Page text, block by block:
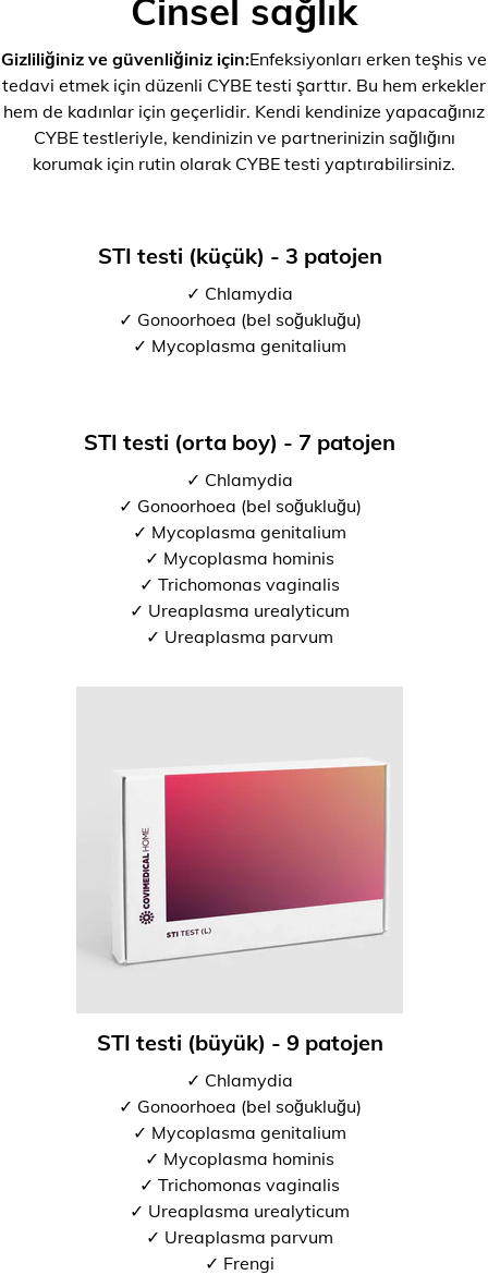
Cinsel sağlık
Gizliliğiniz ve güvenliğiniz için:Enfeksiyonları erken teşhis ve
tedavi etmek için düzenli CYBE testi şarttır. Bu hem erkekler
hem de kadınlar için geçerlidir. Kendi kendinize yapacağınız
CYBE testleriyle, kendinizin ve partnerinizin sağlığını
korumak için rutin olarak CYBE testi yaptırabilirsiniz.
STI testi (küçük) - 3 patojen
✓ Chlamydia
✓ Gonoorhoea (bel soğukluğu)
✓ Mycoplasma genitalium
STI testi (orta boy) - 7 patojen
✓ Chlamydia
✓ Gonoorhoea (bel soğukluğu)
✓ Mycoplasma genitalium
✓ Mycoplasma hominis
✓ Trichomonas vaginalis
✓ Ureaplasma urealyticum
✓ Ureaplasma parvum
STI testi (büyük) - 9 patojen
✓ Chlamydia
✓ Gonoorhoea (bel soğukluğu)
✓ Mycoplasma genitalium
✓ Mycoplasma hominis
✓ Trichomonas vaginalis
✓ Ureaplasma urealyticum
✓ Ureaplasma parvum
✓ Frengi